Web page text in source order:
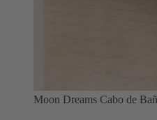
Moon Dreams Cabo de